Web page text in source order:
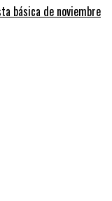
básica de noviembre